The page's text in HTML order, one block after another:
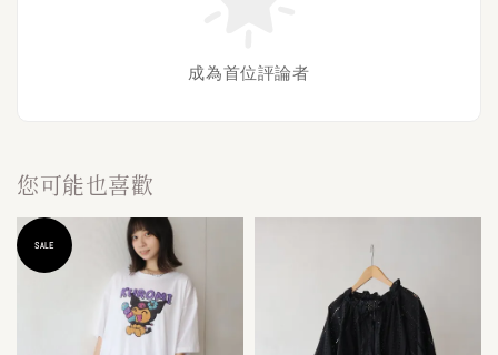
成為首位評論者
您可能也喜歡
SALE